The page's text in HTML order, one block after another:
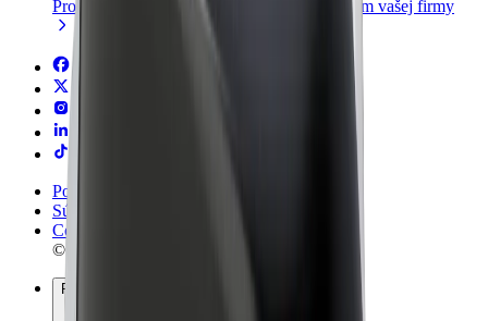
Produkty a služby Bolt prispôsobené potrebám vašej firmy
Podmienky používania
Súkromie
Cookies
© 2026 Bolt Technology OÜ
Produkty